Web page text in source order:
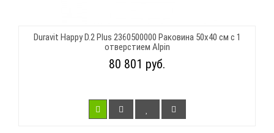
Duravit Happy D.2 Plus 2360500000 Раковина 50х40 см с 1
отверстием Alpin
80 801 руб.